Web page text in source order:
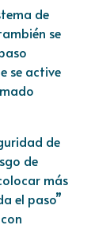
de
se
se active
de
de
más
el paso”